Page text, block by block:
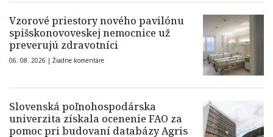
Vzorové priestory nového pavilónu
spišskonovoveskej nemocnice už
preverujú zdravotníci
06. 08. 2026 | Žiadne komentáre
Slovenská poľnohospodárska
univerzita získala ocenenie FAO za
pomoc pri budovaní databázy Agris